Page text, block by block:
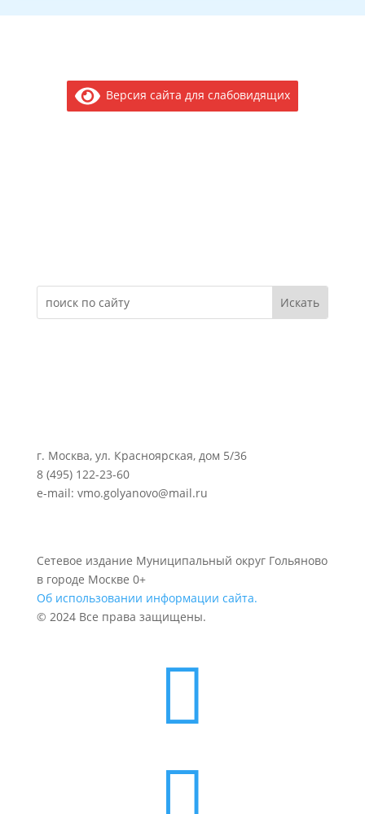
Версия сайта для слабовидящих
г. Москва, ул. Красноярская, дом 5/36
8 (495) 122-23-60
e-mail: vmo.golyanovo@mail.ru
Сетевое издание Муниципальный округ Гольяново
в городе Москве 0+
Об использовании информации сайта.
© 2024 Все права защищены.

